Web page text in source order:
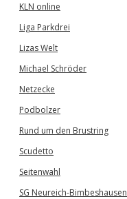
KLN online
Liga Parkdrei
Lizas Welt
Michael Schröder
Netzecke
Podbolzer
Rund um den Brustring
Scudetto
Seitenwahl
SG Neureich-Bimbeshausen